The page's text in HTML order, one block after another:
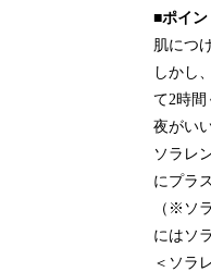
■ポイン
肌につ
しかし
て2時間
夜がい
ソラレ
にプラ
（※ソ
にはソ
＜ソラ